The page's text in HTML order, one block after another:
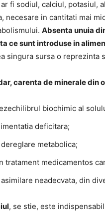
fi sodiul, calciul, potasiul,
necesare in cantitati mai
Absenta unuia
ce sunt introduse in
singura sursa o reprezinta
carenta de minerale din
biochimic al
deficitara;
metabolica;
tratament medicamentos
neadecvata, din
, se stie, este